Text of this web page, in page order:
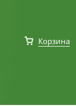
Корзина